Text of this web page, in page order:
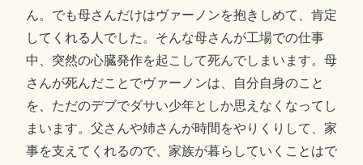
ん。でも母さんだけはヴァーノンを抱きしめて、肯定
してくれる人でした。そんな母さんが工場での仕事
中、突然の心臓発作を起こして死んでしまいます。母
さんが死んだことでヴァーノンは、自分自身のこと
を、ただのデブでダサい少年としか思えなくなってし
まいます。父さんや姉さんが時間をやりくりして、家
事を支えてくれるので、家族が暮らしていくことはで